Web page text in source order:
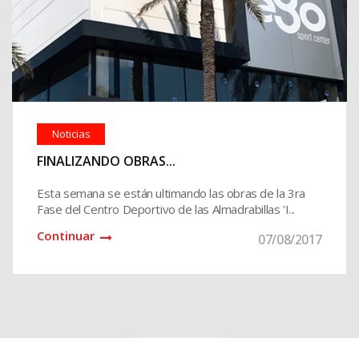
Noticias
FINALIZANDO OBRAS...
Esta semana se están ultimando las obras de la 3ra
Fase del Centro Deportivo de las Almadrabillas 'I...
Continuar
07/08/2017